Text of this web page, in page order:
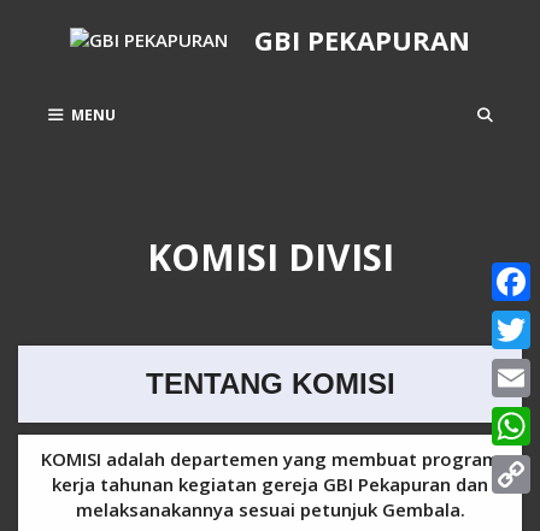
GBI PEKAPURAN
MENU
KOMISI DIVISI
TENTANG KOMISI
KOMISI adalah departemen yang membuat program
kerja tahunan kegiatan gereja GBI Pekapuran dan
melaksanakannya sesuai petunjuk Gembala.
Email